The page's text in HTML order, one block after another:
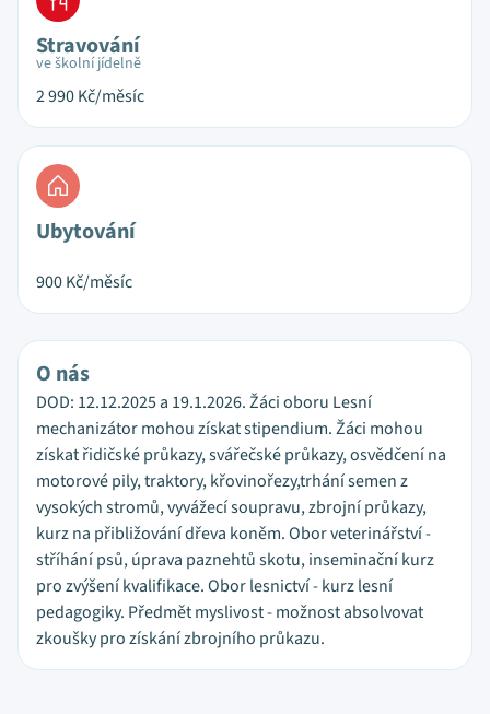
Stravování
ve školní jídelně
2 990Kč/měsíc
Ubytování
900Kč/měsíc
O nás
DOD: 12.12.2025 a 19.1.2026. Žáci oboru Lesní
mechanizátor mohou získat stipendium. Žáci mohou
získat řidičské průkazy, svářečské průkazy, osvědčení na
motorové pily, traktory, křovinořezy,trhání semen z
vysokých stromů, vyvážecí soupravu, zbrojní průkazy,
kurz na přibližování dřeva koněm. Obor veterinářství -
stříhání psů, úprava paznehtů skotu, inseminační kurz
pro zvýšení kvalifikace. Obor lesnictví - kurz lesní
pedagogiky. Předmět myslivost - možnost absolvovat
zkoušky pro získání zbrojního průkazu.